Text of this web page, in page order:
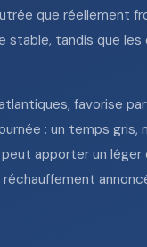
que réellement
stable, tandis que
favorise
: un temps gris,
apporter un